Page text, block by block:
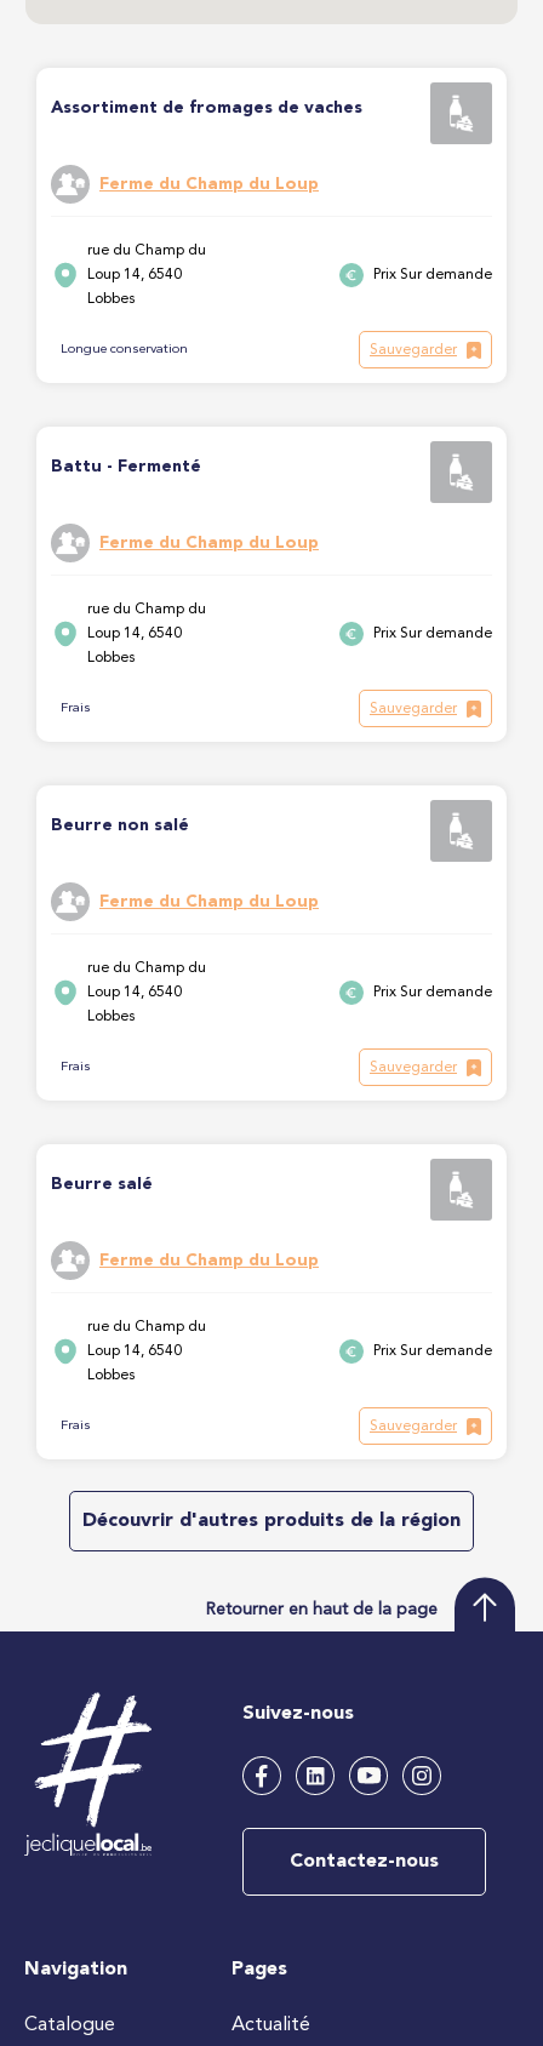
Assortiment de fromages de vaches
Ferme du Champ du Loup
rue du Champ du
Loup 14, 6540
Lobbes
Prix Sur demande
Longue conservation Sauvegarder
Battu - Fermenté
Ferme du Champ du Loup
rue du Champ du
Loup 14, 6540
Lobbes
Prix Sur demande
Frais Sauvegarder
Beurre non salé
Ferme du Champ du Loup
rue du Champ du
Loup 14, 6540
Lobbes
Prix Sur demande
Frais Sauvegarder
Beurre salé
Ferme du Champ du Loup
rue du Champ du
Loup 14, 6540
Lobbes
Prix Sur demande
Frais Sauvegarder
Découvrir d'autres produits de la région
Retourner en haut de la page
Suivez-nous
Contactez-nous
Navigation
Catalogue
Pages
Actualité